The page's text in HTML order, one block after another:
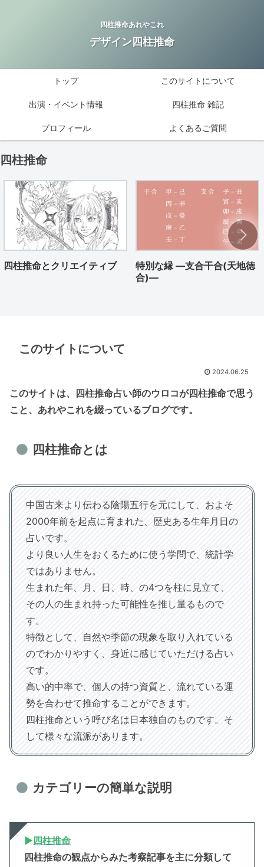
四柱推命あれやこれ
デザイン四柱推命
トップ このサイトについて
出演・イベント情報 四柱推命 雑記
プロフィール よくあるご質問
四柱推命
四柱推命とクリエイティブ
特別な縁 ―支合干合(天地徳
合)―
このサイトについて
2024.06.25
このサイトは、四柱推命占い師のウロコが四柱推命で思う
こと、あれやこれを綴っているブログです。
四柱推命とは
中国古来より伝わる陰陽五行を元にして、およそ
2000年前を起点に育まれた、歴史ある生年月日の
占いです。
より良い人生をおくるために使う学問で、統計学
ではありません。
生まれた年、月、日、時、の4つを柱に見立て、
その人の生まれ持った可能性を推し量るもので
す。
特徴として、自然や季節の現象を取り入れている
のでわかりやすく、身近に感じていただける占い
です。
高い的中率で、個人の持つ資質と、流れている運
勢を合わせて推命することができます。
四柱推命という呼び名は日本独自のものです。そ
して様々な流派があります。
カテゴリーの簡単な説明
▶︎四柱推命
四柱推命の観点からみた考察記事を主に分類して